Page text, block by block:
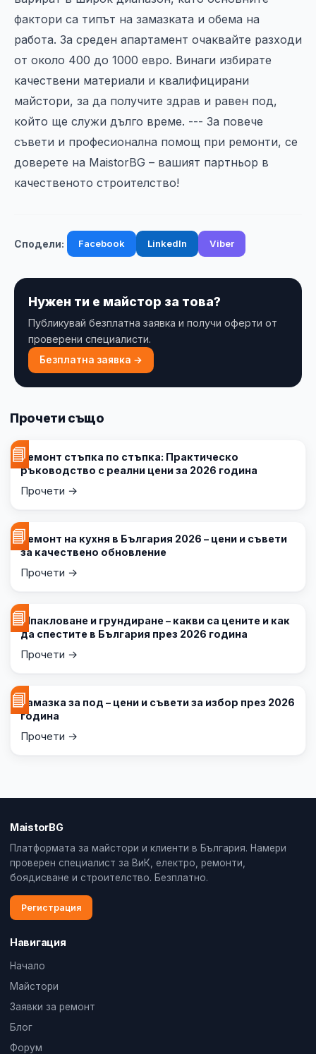
фактори са типът на замазката и обема на
работа. За среден апартамент очаквайте разходи
от около 400 до 1000 евро. Винаги избирате
качествени материали и квалифицирани
майстори, за да получите здрав и равен под,
който ще служи дълго време. --- За повече
съвети и професионална помощ при ремонти, се
доверете на MaistorBG – вашият партньор в
качественото строителство!
Сподели: Facebook LinkedIn Viber
Нужен ти е майстор за това?
Публикувай безплатна заявка и получи оферти от
проверени специалисти.
Безплатна заявка →
Прочети също
📘Ремонт стъпка по стъпка: Практическо
ръководство с реални цени за 2026 година
Прочети →
📘Ремонт на кухня в България 2026 – цени и съвети
за качествено обновление
Прочети →
📘Шпакловане и грундиране – какви са цените и как
да спестите в България през 2026 година
Прочети →
📘Замазка за под – цени и съвети за избор през 2026
година
Прочети →
MaistorBG
Платформата за майстори и клиенти в България. Намери
проверен специалист за ВиК, електро, ремонти,
боядисване и строителство. Безплатно.
Регистрация
Навигация
Начало
Майстори
Заявки за ремонт
Блог
Форум